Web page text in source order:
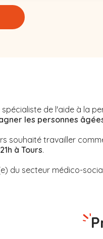
spécialiste de l'aide à la
les personnes
souhaité travailler
à Tours.
du secteur médico-